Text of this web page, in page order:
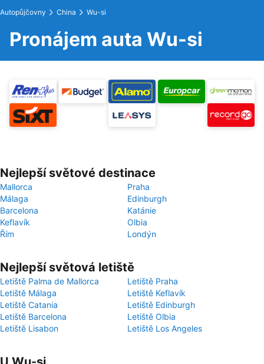
Autopůjčovny China Wu-si
Pronájem auta Wu-si
Nejlepší světové destinace
Mallorca
Praha
Málaga
Edinburgh
Barcelona
Katánie
Keflavík
Olbia
Řím
Londýn
Nejlepší světová letiště
Letiště Palma de Mallorca
Letiště Praha
Letiště Málaga
Letiště Keflavík
Letiště Catania
Letiště Edinburgh
Letiště Barcelona
Letiště Olbia
Letiště Lisabon
Letiště Los Angeles